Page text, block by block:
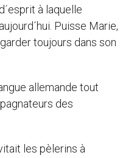
à laquelle
Puisse Marie,
toujours dans son
allemande tout
des
les pèlerins à